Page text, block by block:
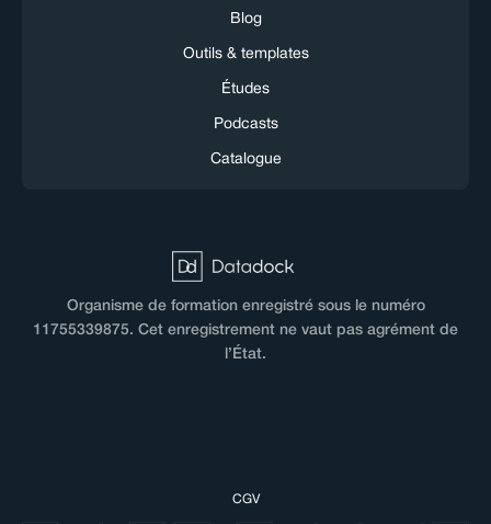
Blog
Outils & templates
Études
Podcasts
Catalogue
Organisme de formation enregistré sous le numéro
11755339875. Cet enregistrement ne vaut pas agrément de
l’État.
CGV